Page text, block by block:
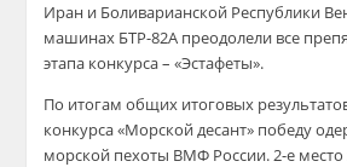
Иран и Боливарианской Республики
машинах БТР-82А преодолели все
этапа конкурса – «Эстафеты».
По итогам общих итоговых
конкурса «Морской десант» победу
морской пехоты ВМФ России. 2-е место